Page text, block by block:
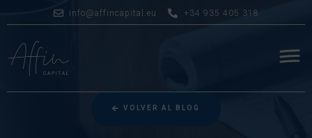
info@affincapital.eu +34 935 405 318
VOLVER AL BLOG